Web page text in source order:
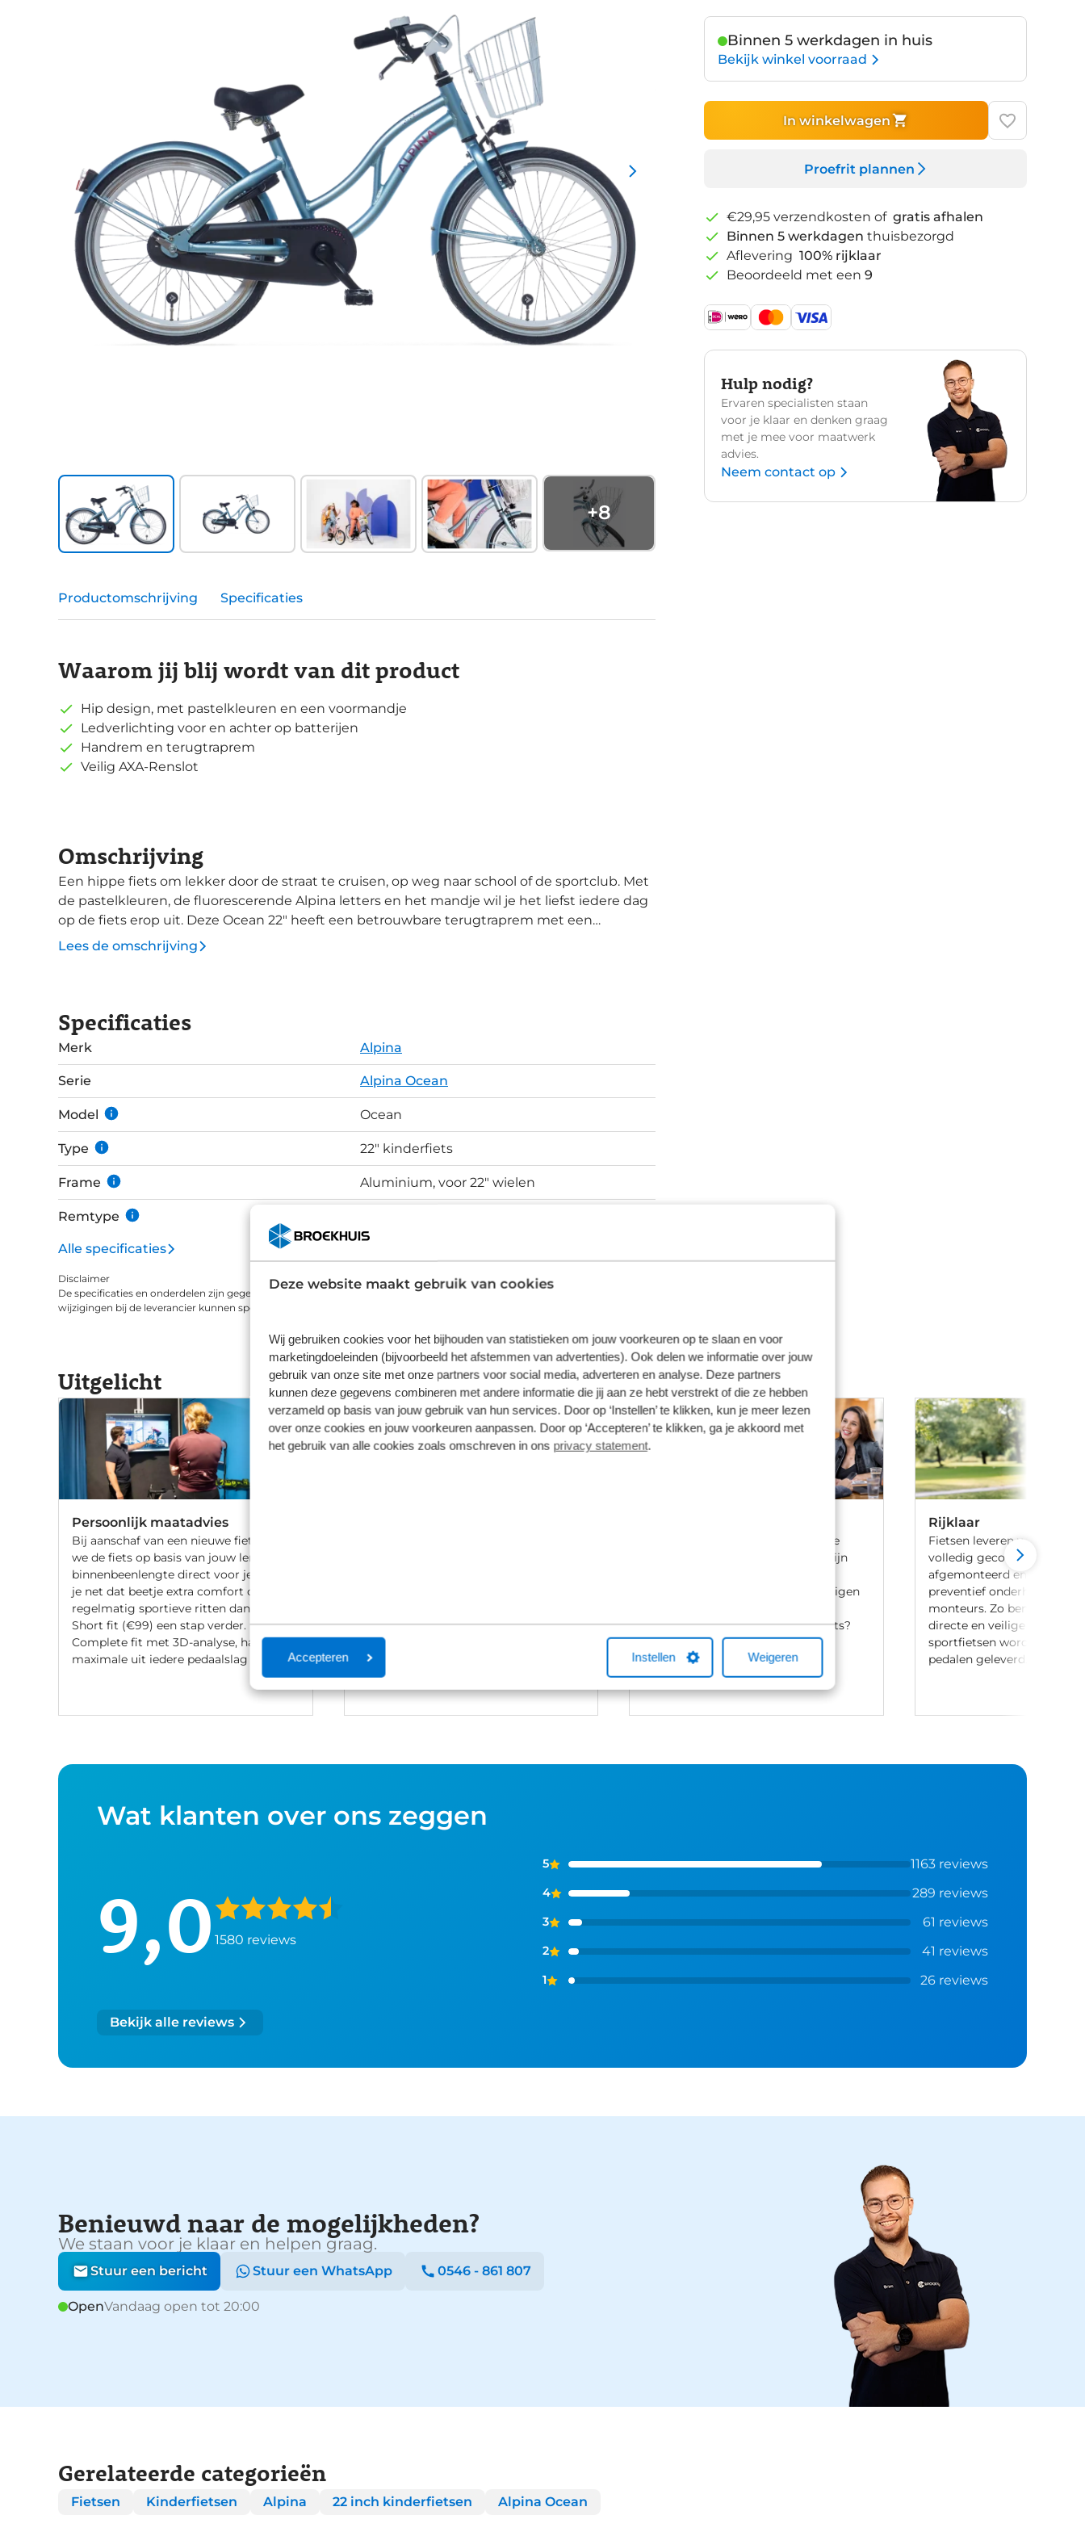
Deze website maakt gebruik van cookies
Wij gebruiken cookies voor het bijhouden van statistieken om jouw voorkeuren op te slaan en voor
marketingdoeleinden (bijvoorbeeld het afstemmen van advertenties). Ook delen we informatie over jouw
gebruik van onze site met onze partners voor social media, adverteren en analyse. Deze partners
kunnen deze gegevens combineren met andere informatie die jij aan ze hebt verstrekt of die ze hebben
verzameld op basis van jouw gebruik van hun services. Door op ‘Instellen’ te klikken, kun je meer lezen
over onze cookies en jouw voorkeuren aanpassen. Door op ‘Accepteren’ te klikken, ga je akkoord met
het gebruik van alle cookies zoals omschreven in ons privacy statement.
Accepteren Instellen Weigeren
+8
Binnen 5 werkdagen in huis
Bekijk winkel voorraad
In winkelwagen
Proefrit plannen
€29,95 verzendkosten of gratis afhalen
Binnen 5 werkdagen thuisbezorgd
Aflevering 100% rijklaar
Beoordeeld met een 9
Hulp nodig?
Ervaren specialisten staan
voor je klaar en denken graag
met je mee voor maatwerk
advies.
Neem contact op
Productomschrijving Specificaties
Waarom jij blij wordt van dit product
Hip design, met pastelkleuren en een voormandje
Ledverlichting voor en achter op batterijen
Handrem en terugtraprem
Veilig AXA-Renslot
Omschrijving
Een hippe fiets om lekker door de straat te cruisen, op weg naar school of de sportclub. Met
de pastelkleuren, de fluorescerende Alpina letters en het mandje wil je het liefst iedere dag
op de fiets erop uit. Deze Ocean 22" heeft een betrouwbare terugtraprem met een
handrem aan de voorzijde. Het lichte gewicht en de lage instap maakt het starten en
Lees de omschrijving
Specificaties
Merk Alpina
Serie Alpina Ocean
Model Ocean
Type 22" kinderfiets
Frame Aluminium, voor 22" wielen
Remtype
Alle specificaties
Disclaimer
De specificaties en onderdelen zijn gegeven op basis van aanlevering van de leverancier. Op basis van beschikbaarheid of
wijzigingen bij de leverancier kunnen specificaties afwijken.
Uitgelicht
Persoonlijk maatadvies
Bij aanschaf van een nieuwe fiets stellen
we de fiets op basis van jouw lengte en
binnenbeenlengte direct voor je af. Wil
je net dat beetje extra comfort of fiets je
regelmatig sportieve ritten dan gaat de
Short fit (€99) een stap verder. Met een
Complete fit met 3D-analyse, haal je het
maximale uit iedere pedaalslag (€249).
aankoop bellen we je altijd om te
helpen met een fietsverzekering. Het
afsluiten hiervan is niet verplicht.
Bij Broekhuis ben je aan het goede
adres om een fiets te leasen. Wij zijn
maatschappijen en hebben onze eigen
vragen over het leasen van een fiets?
Neem gerust contact met ons op.
Rijklaar
Fietsen leveren we 100%
volledig gecontroleerd,
afgemonteerd en voorzien
preventief onderhoud door
monteurs. Zo ben je
directe en veilige ritten. Let
sportfietsen worden
pedalen geleverd.
Wat klanten over ons zeggen
9,0 1580 reviews
5 1163 reviews
4 289 reviews
3 61 reviews
2 41 reviews
1 26 reviews
Bekijk alle reviews
Benieuwd naar de mogelijkheden?
We staan voor je klaar en helpen graag.
Stuur een bericht Stuur een WhatsApp 0546 - 861 807
OpenVandaag open tot 20:00
Gerelateerde categorieën
Fietsen Kinderfietsen Alpina 22 inch kinderfietsen Alpina Ocean